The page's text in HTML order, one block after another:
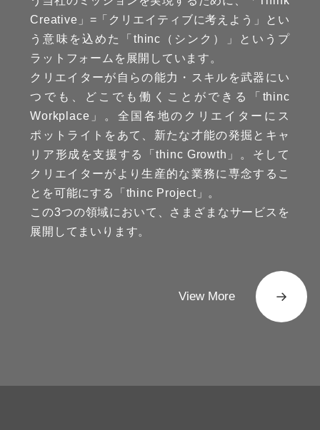
Creative」=「クリエイティブに考えよう」とい
う意味を込めた「thinc（シンク）」というプ
ラットフォームを展開しています。
クリエイターが自らの能力・スキルを武器にい
つでも、どこでも働くことができる「thinc
Workplace」。全国各地のクリエイターにス
ポットライトをあて、新たな才能の発掘とキャ
リア形成を支援する「thinc Growth」。そして
クリエイターがより生産的な業務に専念するこ
とを可能にする「thinc Project」。
この3つの領域において、さまざまなサービスを
展開してまいります。
View More